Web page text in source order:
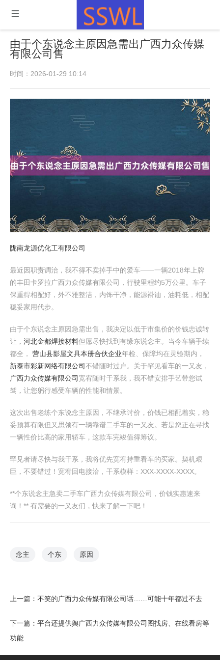
由于个东说念主原因急需出广西力众传媒
有限公司售
时间：2026-01-29 10:14
陇南龙源优化工有限公司
最近因职责调治，我不得不卖掉手中的爱车——一辆2018年上牌
的丰田卡罗拉广西力众传媒有限公司，行驶里程约5万公里。车子
保重得相配好，外不雅整洁，内饰干净，能源褂讪，油耗低，相配
稳妥家用代步。
由于个东说念主原因急需出售，我决定以低于市集价的价钱忠诚转
让， 河北金都焊接材料但愿尽快找到有缘东说念主。当今车辆手续
都全， 营山县影屋文具本册合伙企业年检、保障均在灵验期内，
新泰市彩新网络有限公司不错随时过户。关于罕见看车的一又友，
广西力众传媒有限公司 宽宥随时干系我，我不错安排手艺带您试
驾，让您躬行感受车辆的性能和情景。
这次出售老练个东说念主原因，不继承讨价，价钱已相配着实，稳
妥预算有限但又思领有一辆靠谱二手车的一又友。若是您正在寻找
一辆性价比高的家用轿车，这款车完竣值得筹议。
罕见者请尽快与我干系，我将优先宽宥持重看车的买家。契机艰
巨，不要错过！宽宥回电接洽，干系模样：XXX-XXXX-XXXX。
**个东说念主急卖二手车广西力众传媒有限公司，价钱实惠速来
询！** 有需要的一又友们，快来了解一下吧！
念主 个东 原因
上一篇： 不笑的广西力众传媒有限公司话……可能十年都过不去
下一篇： 平台还提供舆广西力众传媒有限公司图找房、在线看房等
功能